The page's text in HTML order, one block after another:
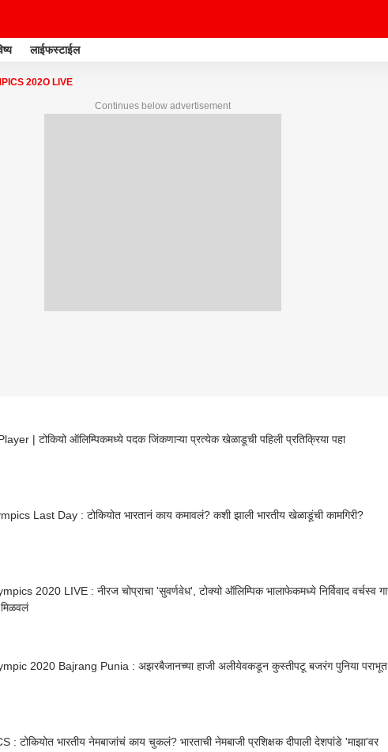
लाईफस्टाईल
202O LIVE
Continues below advertisement
| टोकियो ऑलिम्पिकमध्ये पदक जिंकणाऱ्या प्रत्येक खेळाडूची पहिली प्रतिक्रिया पहा
Last Day : टोकियोत भारतानं काय कमावलं? कशी झाली भारतीय खेळाडूंची कामगिरी?
'सुवर्णवेध', टोक्यो ऑलिम्पिक भालाफेकमध्ये निर्विवाद वर्चस्व गाजवत देशासाठी
2020 Bajrang Punia : अझरबैजानच्या हाजी अलीयेवकडून कुस्तीपटू बजरंग पुनिया पराभूत
: टोकियोत भारतीय नेमबाजांचं काय चुकलं? भारताची नेमबाजी प्रशिक्षक दीपाली देशपांडे 'माझा'वर